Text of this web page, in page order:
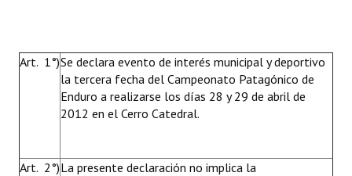
Art. 1°)Se declara evento de interés municipal y deportivo
la tercera fecha del Campeonato Patagónico de
Enduro a realizarse los días 28 y 29 de abril de
2012 en el Cerro Catedral.
Art. 2°)La presente declaración no implica la